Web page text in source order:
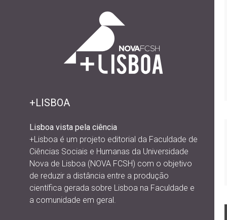
+LISBOA
Lisboa vista pela ciência
+Lisboa é um projeto editorial da Faculdade de
Ciências Sociais e Humanas da Universidade
Nova de Lisboa (NOVA FCSH) com o objetivo
de reduzir a distância entre a produção
científica gerada sobre Lisboa na Faculdade e
a comunidade em geral.